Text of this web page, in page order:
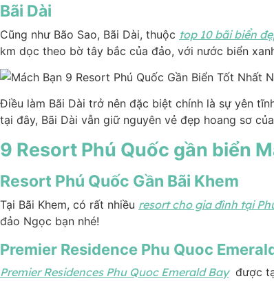
Bãi Dài
Cũng như Bão Sao, Bãi Dài, thuộc top 10 bãi biển
km dọc theo bờ tây bắc của đảo, với nước biển
Điều làm Bãi Dài trở nên đặc biệt chính là sự yên
tại đây, Bãi Dài vẫn giữ nguyên vẻ đẹp hoang sơ
9 Resort Phú Quốc gần biển
Resort Phú Quốc Gần Bãi Khem
Tại Bãi Khem, có rất nhiều resort cho gia đình tại
đảo Ngọc bạn nhé!
Premier Residence Phu Quoc
Premier Residences Phu Quoc Emerald Bayđược